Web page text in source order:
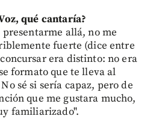
qué cantaría?
allá, no me
fuerte (dice entre
era distinto: no era
formato que te lleva al
sé si sería capaz, pero de
que me gustara mucho,
familiarizado".